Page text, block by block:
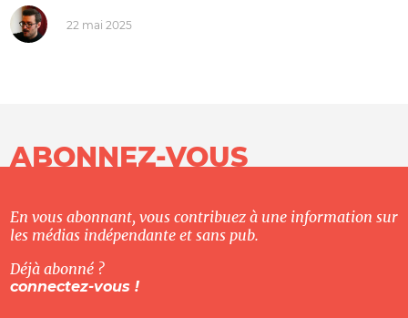
22 mai 2025
ABONNEZ-VOUS
En vous abonnant, vous contribuez à une information sur
les médias indépendante et sans pub.
Déjà abonné ?
connectez-vous !